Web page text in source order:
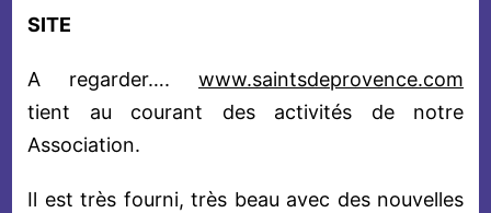
SITE
A regarder…. www.saintsdeprovence.com
tient au courant des activités de notre
Association.
Il est très fourni, très beau avec des nouvelles